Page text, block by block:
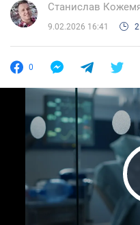
Станислав
9.02.2026 16:41
0